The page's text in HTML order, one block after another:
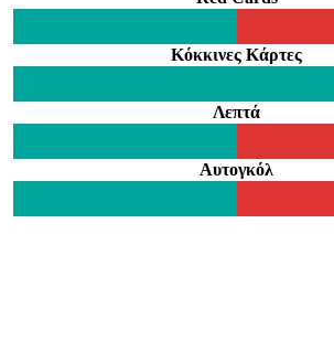
Κόκκινες Κάρτες
Λεπτά
Αυτογκόλ